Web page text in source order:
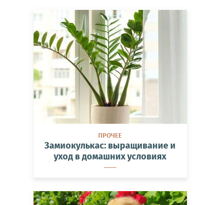
ПРОЧЕЕ
Замиокулькас: выращивание и
уход в домашних условиях